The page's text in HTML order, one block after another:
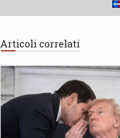
Articoli correlati